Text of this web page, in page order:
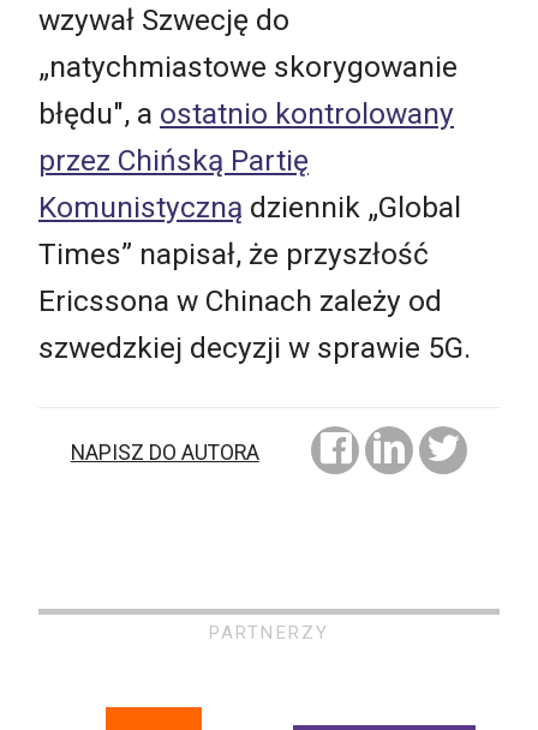
wzywał Szwecję do
„natychmiastowe skorygowanie
błędu", a ostatnio kontrolowany
przez Chińską Partię
Komunistyczną dziennik „Global
Times” napisał, że przyszłość
Ericssona w Chinach zależy od
szwedzkiej decyzji w sprawie 5G.
NAPISZ DO AUTORA
PARTNERZY